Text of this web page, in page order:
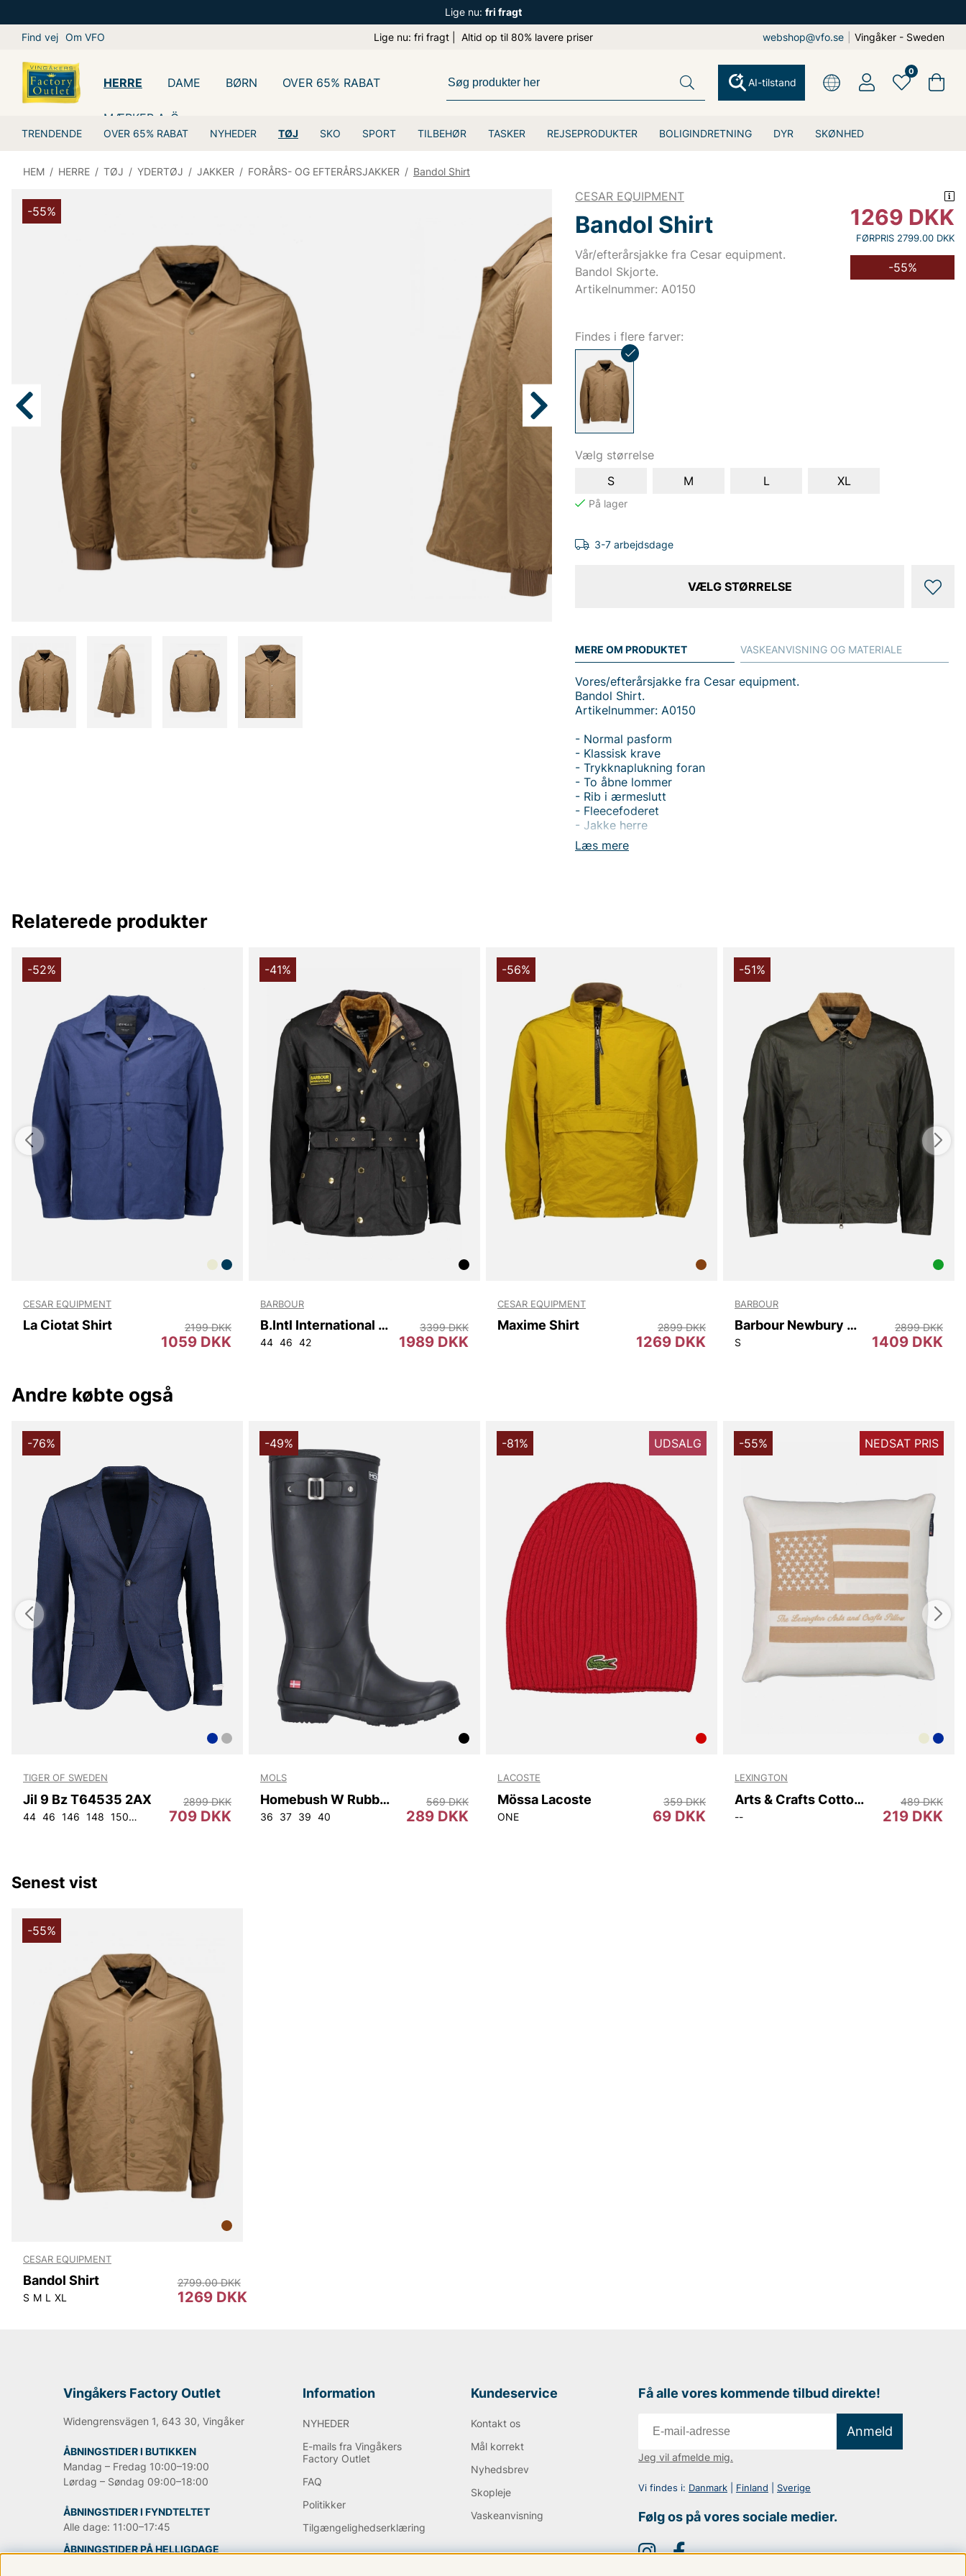
Lige nu: fri fragt
Find vej Om VFO Lige nu: fri fragt | Altid op til 80% lavere priser webshop@vfo.se Vingåker - Sweden
HERRE
TRENDENDE OVER 65% RABAT NYHEDER TØJ SKO SPORT TILBEHØR TASKER REJSEPRODUKTER BOLIGINDRETNING DYR SKØNHED
DAME BØRN OVER 65% RABAT
MÆRKER A-Ö
AI-tilstand
0
HEM / HERRE / TØJ / YDERTØJ / JAKKER / FORÅRS- OG EFTERÅRSJAKKER / Bandol Shirt
-55%
CESAR EQUIPMENT
Bandol Shirt
Vår/efterårsjakke fra Cesar equipment.
Bandol Skjorte.
Artikelnummer: A0150
1269 DKK
FØRPRIS 2799.00 DKK
-55%
Findes i flere farver:
Vælg størrelse
S
M L XL
3-7 arbejdsdage
VÆLG STØRRELSE
MERE OM PRODUKTET
Læs mere
Vores/efterårsjakke fra Cesar equipment.
Bandol Shirt.
Artikelnummer: A0150
- Normal pasform
- Klassisk krave
- Trykknaplukning foran
- To åbne lommer
- Rib i ærmeslutt
- Fleecefoderet
- Jakke herre
Bandol Shirt Skjorte fra Cesar Equipment er en herrejakke i normal
blød og varm følelse, perfekt til kølige dage og overgangsperioder
Materiale og konstruktion forstærker plaggets funktionelle profil.
Yderstoffet består af 84% polyester og 16% polyamid, hvilket giver
slidstyrke og god holdbarhed til hverdagens brug. Fodret er 100%
polyester, og fyldet også
VASKEANVISNING OG MATERIALE
Relaterede produkter
-52%
CESAR EQUIPMENT
La Ciotat Shirt
1059 DKK
2199 DKK
-41%
BARBOUR
B.Intl International Original Wax
44 46 42 1989 DKK
3399 DKK
-56%
CESAR EQUIPMENT
Maxime Shirt
1269 DKK
2899 DKK
-51%
BARBOUR
Barbour Newbury Wax Jacket
S 1409 DKK
2899 DKK
Andre købte også
-76%
TIGER OF SWEDEN
Jil 9 Bz T64535 2AX
44 46 146 148 150 152 92 96 100 104 108
709 DKK
2899 DKK
-49%
MOLS
Homebush W Rubber Boot
36 37 39 40 289 DKK
569 DKK
-81% UDSALG
LACOSTE
Mössa Lacoste
ONE 69 DKK
359 DKK
-55% NEDSAT PRIS
LEXINGTON
Arts & Crafts Cotton Twill Pillow Cover
-- 219 DKK
489 DKK
Senest vist
-55%
CESAR EQUIPMENT
Bandol Shirt
S M L XL 1269 DKK
2799.00 DKK
Vingåkers Factory Outlet
Widengrensvägen 1, 643 30, Vingåker
ÅBNINGSTIDER I BUTIKKEN
Mandag – Fredag 10:00–19:00
Lørdag – Søndag 09:00–18:00
ÅBNINGSTIDER I FYNDTELTET
Alle dage: 11:00–17:45
ÅBNINGSTIDER PÅ HELLIGDAGE
Information
NYHEDER
E-mails fra Vingåkers
Factory Outlet
FAQ
Politikker
Tilgængelighedserklæring
Kundeservice
Kontakt os
Mål korrekt
Nyhedsbrev
Skopleje
Vaskeanvisning
Få alle vores kommende tilbud direkte!
Anmeld
Jeg vil afmelde mig.
Vi findes i: Danmark| Finland Sverige
Følg os på vores sociale medier.